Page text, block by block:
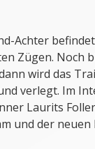
Achter
Zügen. Noch
wird das
verlegt. Im
Laurits
und der neuen